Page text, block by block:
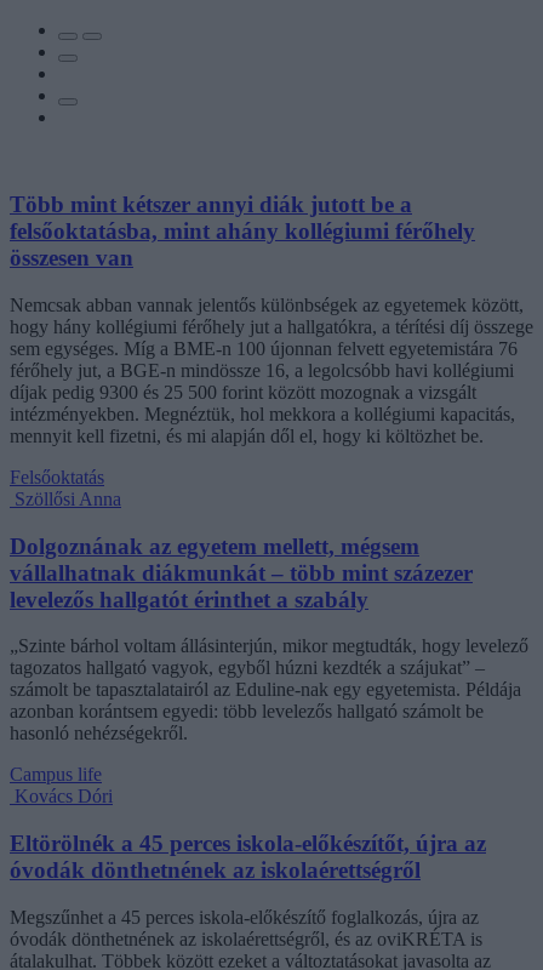
Több mint kétszer annyi diák jutott be a
felsőoktatásba, mint ahány kollégiumi férőhely
összesen van
Nemcsak abban vannak jelentős különbségek az egyetemek között,
hogy hány kollégiumi férőhely jut a hallgatókra, a térítési díj összege
sem egységes. Míg a BME-n 100 újonnan felvett egyetemistára 76
férőhely jut, a BGE-n mindössze 16, a legolcsóbb havi kollégiumi
díjak pedig 9300 és 25 500 forint között mozognak a vizsgált
intézményekben. Megnéztük, hol mekkora a kollégiumi kapacitás,
mennyit kell fizetni, és mi alapján dől el, hogy ki költözhet be.
Felsőoktatás
Szöllősi Anna
Dolgoznának az egyetem mellett, mégsem
vállalhatnak diákmunkát – több mint százezer
levelezős hallgatót érinthet a szabály
„Szinte bárhol voltam állásinterjún, mikor megtudták, hogy levelező
tagozatos hallgató vagyok, egyből húzni kezdték a szájukat” –
számolt be tapasztalatairól az Eduline-nak egy egyetemista. Példája
azonban korántsem egyedi: több levelezős hallgató számolt be
hasonló nehézségekről.
Campus life
Kovács Dóri
Eltörölnék a 45 perces iskola-előkészítőt, újra az
óvodák dönthetnének az iskolaérettségről
Megszűnhet a 45 perces iskola-előkészítő foglalkozás, újra az
óvodák dönthetnének az iskolaérettségről, és az oviKRÉTA is
átalakulhat. Többek között ezeket a változtatásokat javasolta az